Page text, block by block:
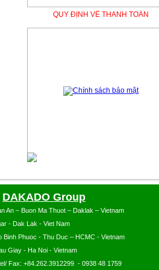
DAKADO Group
An – Buon Ma Thuot – Daklak – Vietnam
- Dak Lak - Viet Nam
Phuoc - Thu Duc – HCMC - Vietnam
Giay - Ha Noi - Vietnam
Fax: +84.262.3912299 - 0938 48 1759